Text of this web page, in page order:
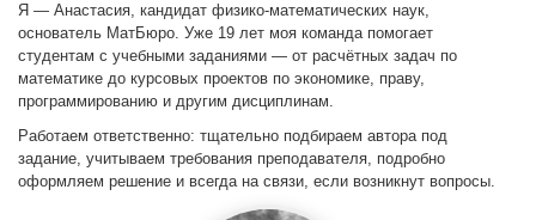
Я — Анастасия, кандидат физико-математических наук,
основатель МатБюро. Уже 19 лет моя команда помогает
студентам с учебными заданиями — от расчётных задач по
математике до курсовых проектов по экономике, праву,
программированию и другим дисциплинам.
Работаем ответственно: тщательно подбираем автора под
задание, учитываем требования преподавателя, подробно
оформляем решение и всегда на связи, если возникнут вопросы.